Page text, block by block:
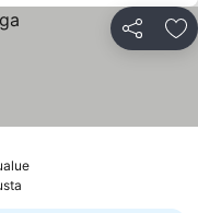
Jaa
Katso hinnat